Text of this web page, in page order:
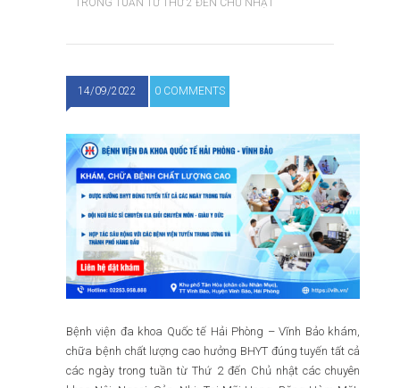
TRONG TUẦN TỪ THỨ 2 ĐẾN CHỦ NHẬT
14/09/2022 0 COMMENTS
Bệnh viện đa khoa Quốc tế Hải Phòng – Vĩnh Bảo khám,
chữa bệnh chất lượng cao hưởng BHYT đúng tuyến tất cả
các ngày trong tuần từ Thứ 2 đến Chủ nhật các chuyên